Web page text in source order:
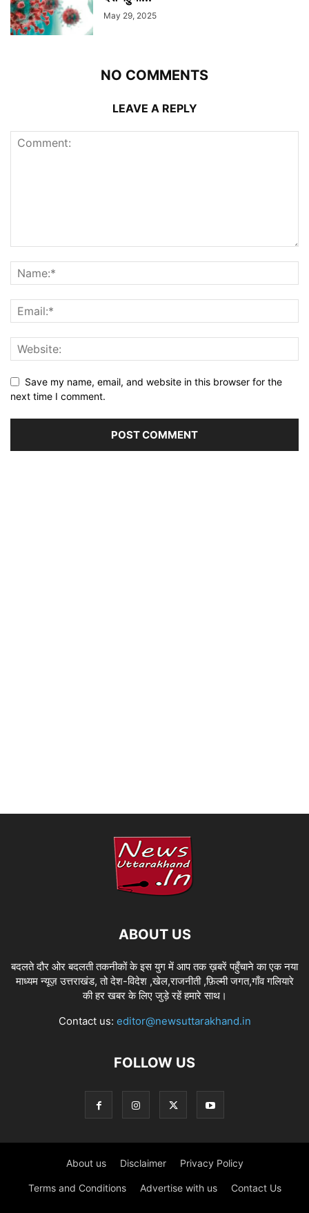
May 29, 2025
NO COMMENTS
LEAVE A REPLY
Save my name, email, and website in this browser for the
next time I comment.
ABOUT US
बदलते दौर ओर बदलती तकनीकों के इस युग में आप तक ख़बरें पहुँचाने का एक नया
माध्यम न्यूज़ उत्तराखंड, तो देश-विदेश ,खेल,राजनीती ,फ़िल्मी जगत,गाँव गलियारे
की हर खबर के लिए जुड़े रहें हमारे साथ।
Contact us: editor@newsuttarakhand.in
FOLLOW US
About us Disclaimer Privacy Policy
Terms and Conditions Advertise with us Contact Us